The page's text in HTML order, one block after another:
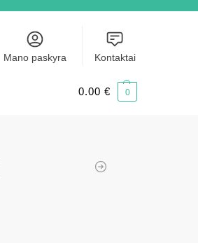
Mano paskyra Kontaktai
0.00 € 0